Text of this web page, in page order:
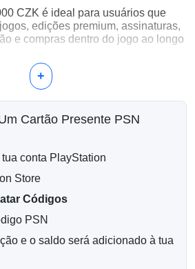
CZK é ideal para usuários que
edições premium, assinaturas,
e compras dentro do jogo ao longo
gastar 5000 CZK?
de jogos PlayStation
deluxe
Plus
e pacotes de DLC
premium dentro do jogo
para Mais
PSN oferece mais liberdade
vendas da PlayStation Store
sem a necessidade de
+
Cartão Presente PSN
tua conta PlayStation
Store
Códigos
PSN
e o saldo será adicionado à tua